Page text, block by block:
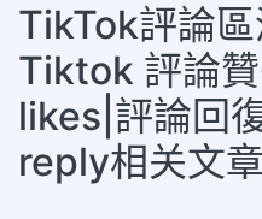
TikTok評論
Tiktok 評論
likes|評論回
reply相关文